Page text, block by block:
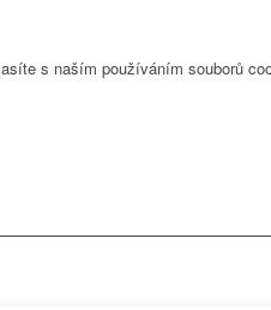
s naším používáním souborů